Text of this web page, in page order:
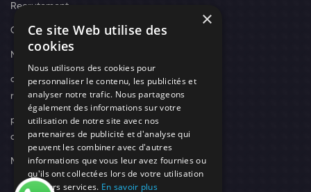
Recrutement
Contact
Nos techniciens
campagne-
recrutement
politique de
confidentialité
Mentions légales
×
Ce site Web utilise des
cookies
Nous utilisons des cookies pour
personnaliser le contenu, les publicités et
analyser notre trafic. Nous partageons
également des informations sur votre
utilisation de notre site avec nos
partenaires de publicité et d'analyse qui
peuvent les combiner avec d'autres
informations que vous leur avez fournies ou
qu'ils ont collectées lors de votre utilisation
de leurs services. En savoir plus